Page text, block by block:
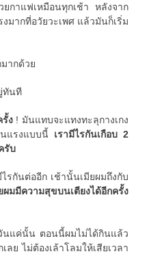
กาแฟเหมือนทุกเช้า หลังจาก
มากที่อวัยวะเพศ แล้วมันก็เริ่ม
ากด้วย
ทันที
รั้ง ! มันแทบจะแทงทะลุกางเกง
แรงแบบนี้ เรามีไรกันเกือบ 2
รับ
รกันต่ออีก เช้านั้นเมียผมถึงกับ
มมีความสุขบนเตียงได้อีกครั้ง
นแค่นั้น ตอนนี้ผมไม่ได้กินแล้ว
ลย ไม่ต้องเล้าโลมให้เสียเวลา